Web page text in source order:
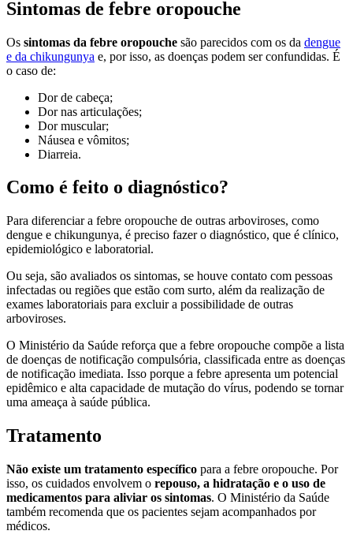
Sintomas de febre oropouche
Os sintomas da febre oropouche são parecidos com os da dengue
e da chikungunya e, por isso, as doenças podem ser confundidas. É
o caso de:
Dor de cabeça;
Dor nas articulações;
Dor muscular;
Náusea e vômitos;
Diarreia.
Como é feito o diagnóstico?
Para diferenciar a febre oropouche de outras arboviroses, como
dengue e chikungunya, é preciso fazer o diagnóstico, que é clínico,
epidemiológico e laboratorial.
Ou seja, são avaliados os sintomas, se houve contato com pessoas
infectadas ou regiões que estão com surto, além da realização de
exames laboratoriais para excluir a possibilidade de outras
arboviroses.
O Ministério da Saúde reforça que a febre oropouche compõe a lista
de doenças de notificação compulsória, classificada entre as doenças
de notificação imediata. Isso porque a febre apresenta um potencial
epidêmico e alta capacidade de mutação do vírus, podendo se tornar
uma ameaça à saúde pública.
Tratamento
Não existe um tratamento específico para a febre oropouche. Por
isso, os cuidados envolvem o repouso, a hidratação e o uso de
medicamentos para aliviar os sintomas. O Ministério da Saúde
também recomenda que os pacientes sejam acompanhados por
médicos.